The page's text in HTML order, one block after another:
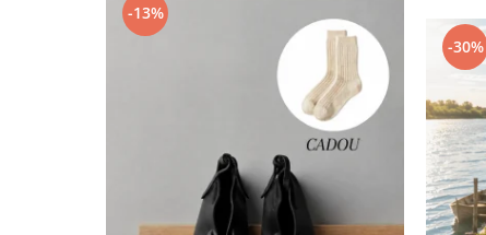
-13%
-30%